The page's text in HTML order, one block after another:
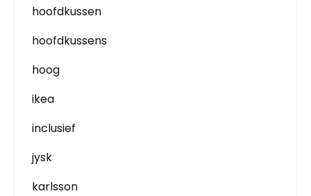
hoofdkussen
hoofdkussens
hoog
ikea
inclusief
jysk
karlsson